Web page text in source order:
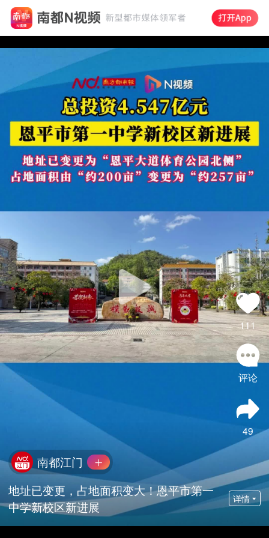
111
评论
49
南都江门
地址已变更，占地面积变大！恩平市第一
中学新校区新进展
详情